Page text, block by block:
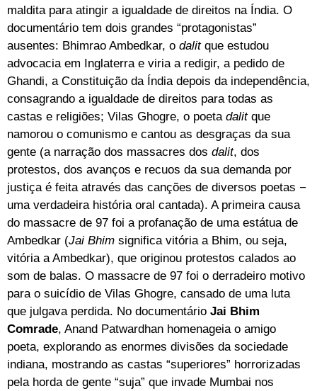
maldita para atingir a igualdade de direitos na Índia. O
documentário tem dois grandes “protagonistas”
ausentes: Bhimrao Ambedkar, o dalitque estudou
advocacia em Inglaterra e viria a redigir, a pedido de
Ghandi, a Constituição da Índia depois da independência,
consagrando a igualdade de direitos para todas as
castas e religiões; Vilas Ghogre, o poeta dalitque
namorou o comunismo e cantou as desgraças da sua
gente (a narração dos massacres dos dalit, dos
protestos, dos avanços e recuos da sua demanda por
justiça é feita através das canções de diversos poetas −
uma verdadeira história oral cantada). A primeira causa
do massacre de 97 foi a profanação de uma estátua de
Ambedkar (Jai Bhim significa vitória a Bhim, ou seja,
vitória a Ambedkar), que originou protestos calados ao
som de balas. O massacre de 97 foi o derradeiro motivo
para o suicídio de Vilas Ghogre, cansado de uma luta
que julgava perdida. No documentário Jai Bhim
Comrade, Anand Patwardhan homenageia o amigo
poeta, explorando as enormes divisões da sociedade
indiana, mostrando as castas “superiores” horrorizadas
pela horda de gente “suja” que invade Mumbai nos